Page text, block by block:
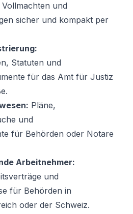
und
sicher und kompakt per
Statuten und
für das Amt für Justiz
Pläne,
und
für Behörden oder Notare
Arbeitnehmer:
und
für Behörden in
oder der Schweiz.